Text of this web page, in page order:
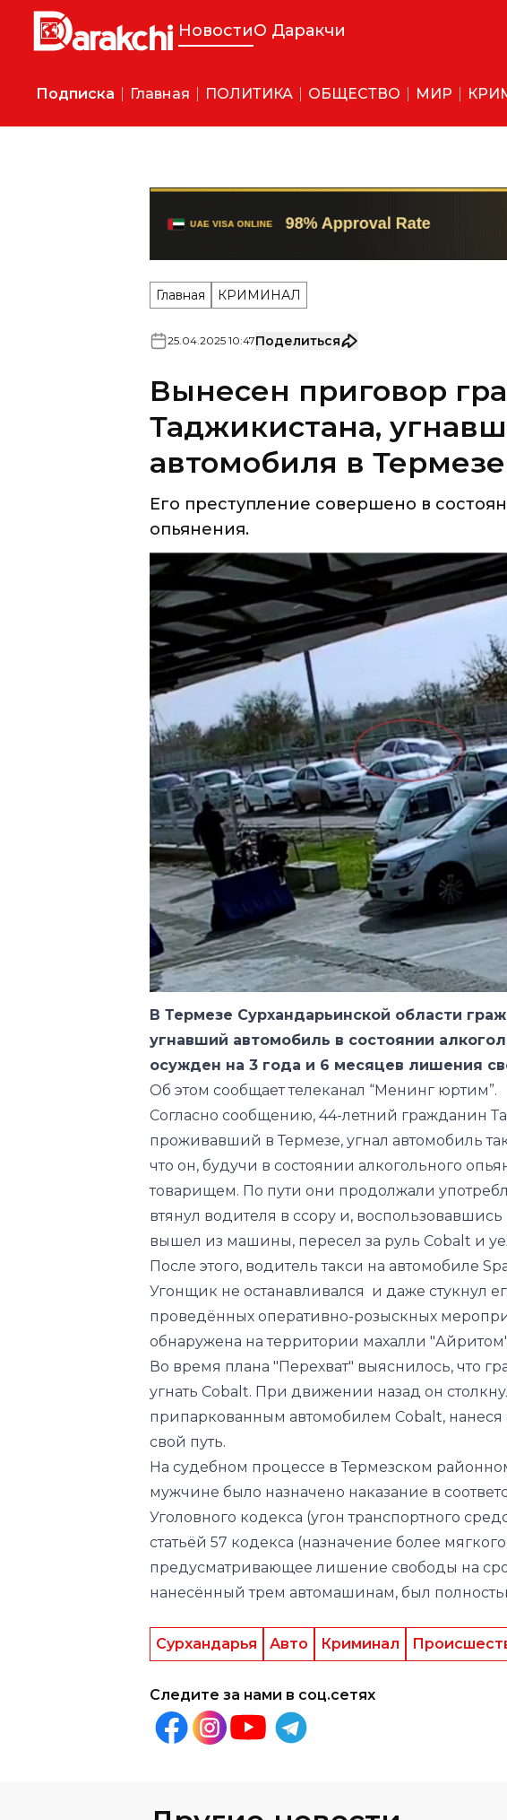
НовостиО Даракчи
Подписка Главная ПОЛИТИКА ОБЩЕСТВО МИР
Главная КРИМИНАЛ
Вынесен приговор
Таджикистана,
автомобиля в Термезе
Его преступление совершено в
опьянения.
В Термезе Сурхандарьинской области
угнавший автомобиль в состоянии
осужден на 3 года и 6 месяцев лишения
Об этом сообщает телеканал “Менинг юртим”.
Согласно сообщению, 44-летний гражданин
проживавший в Термезе, угнал автомобиль
что он, будучи в состоянии алкогольного
товарищем. По пути они продолжали
втянул водителя в ссору и,
вышел из машины, пересел за руль Cobalt и
После этого, водитель такси на автомобиле
Угонщик не останавливался и даже стукнул
проведённых оперативно-розыскных
обнаружена на территории махалли
Во время плана "Перехват" выяснилось, что
угнать Cobalt. При движении назад он
припаркованным автомобилем Cobalt,
свой путь.
На судебном процессе в Термезском
мужчине было назначено наказание в
Уголовного кодекса (угон транспортного
статьёй 57 кодекса (назначение более
предусматривающее лишение свободы на
нанесённый трем автомашинам, был
Сурхандарья Авто Криминал
Другие новости